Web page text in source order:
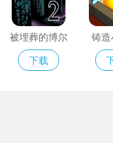
被埋葬的博尔
内什2
下载
铸